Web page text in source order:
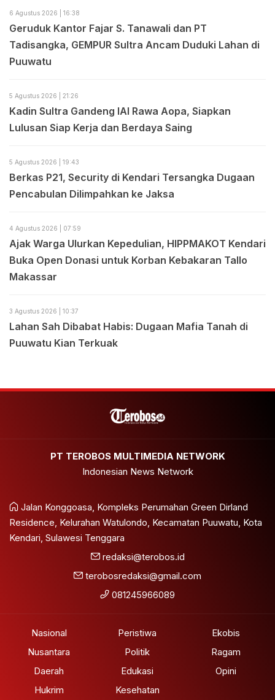
6 Agustus 2026 | 16:38
Geruduk Kantor Fajar S. Tanawali dan PT
Tadisangka, GEMPUR Sultra Ancam Duduki Lahan di
Puuwatu
5 Agustus 2026 | 21:26
Kadin Sultra Gandeng IAI Rawa Aopa, Siapkan
Lulusan Siap Kerja dan Berdaya Saing
5 Agustus 2026 | 19:43
Berkas P21, Security di Kendari Tersangka Dugaan
Pencabulan Dilimpahkan ke Jaksa
4 Agustus 2026 | 07:59
Ajak Warga Ulurkan Kepedulian, HIPPMAKOT Kendari
Buka Open Donasi untuk Korban Kebakaran Tallo
Makassar
3 Agustus 2026 | 10:37
Lahan Sah Dibabat Habis: Dugaan Mafia Tanah di
Puuwatu Kian Terkuak
PT TEROBOS MULTIMEDIA NETWORK
Indonesian News Network
Jalan Konggoasa, Kompleks Perumahan Green Dirland
Residence, Kelurahan Watulondo, Kecamatan Puuwatu, Kota
Kendari, Sulawesi Tenggara
redaksi@terobos.id
terobosredaksi@gmail.com
081245966089
Nasional
Nusantara
Daerah
Hukrim
Peristiwa
Politik
Edukasi
Kesehatan
Ekobis
Ragam
Opini